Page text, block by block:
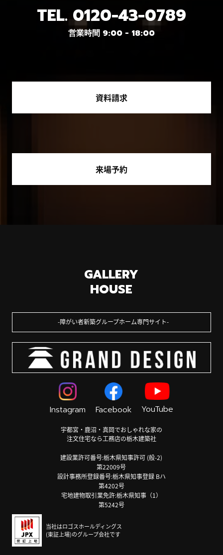
TEL. 0120-43-0789
営業時間 9:00 - 18:00
資料請求
来場予約
GALLERY
HOUSE
障がい者新築グループホーム専門サイト
Instagram Facebook YouTube
宇都宮・鹿沼・真岡でおしゃれな家の
注文住宅なら工務店の栃木建築社
建設業許可番号:栃木県知事許可 (般-2)
第22009号
設計事務所登録番号:栃木県知事登録 Bハ
第4202号
宅地建物取引業免許:栃木県知事（1）
第5242号
当社はロゴスホールディングス
(東証上場)のグループ会社です